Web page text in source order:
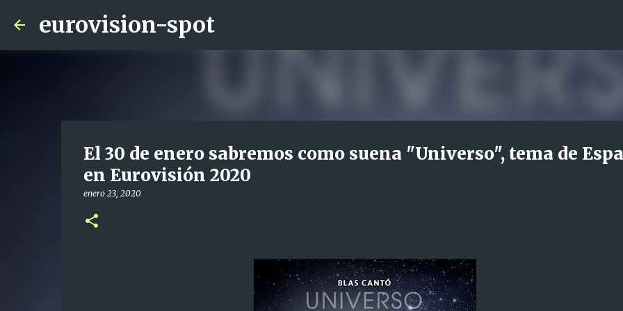
eurovision-spot
El 30 de enero sabremos como suena "Universo", tema de
en Eurovisión 2020
enero 23, 2020